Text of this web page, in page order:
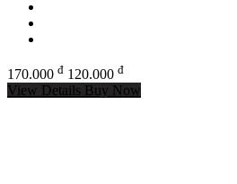
170.000 đ 120.000 đ
View Details Buy Now